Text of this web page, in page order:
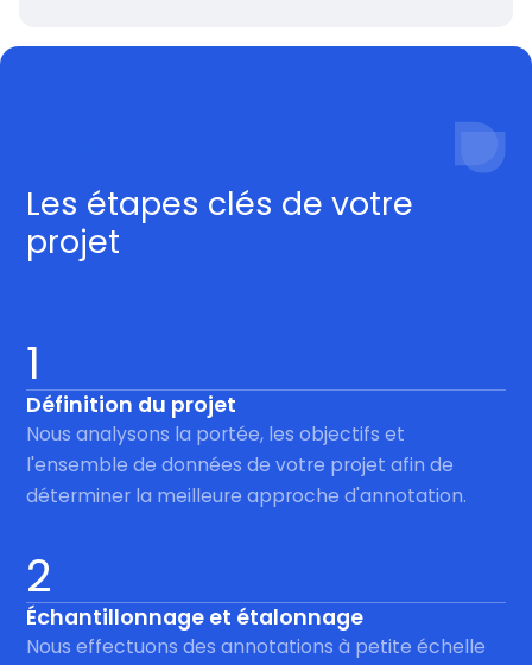
Les étapes clés de votre
projet
1
Définition du projet
Nous analysons la portée, les objectifs et
l'ensemble de données de votre projet afin de
déterminer la meilleure approche d'annotation.
2
Échantillonnage et étalonnage
Nous effectuons des annotations à petite échelle